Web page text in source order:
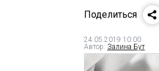
Поделиться
24.05.2019 10:00
Автор: Залина Бут